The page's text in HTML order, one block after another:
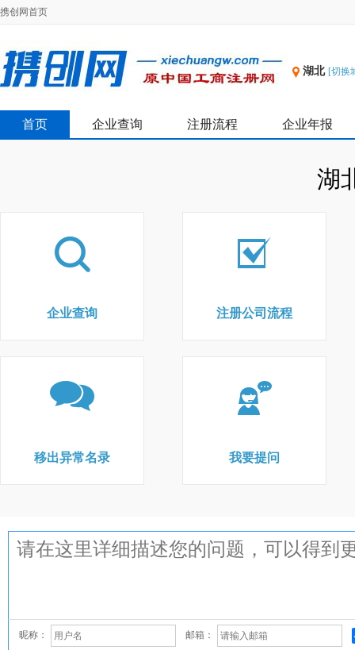
携创网首页
湖北 [切换
首页 企业查询 注册流程 企业年报
湖
企业查询 注册公司流程
移出异常名录 我要提问
昵称： 邮箱：